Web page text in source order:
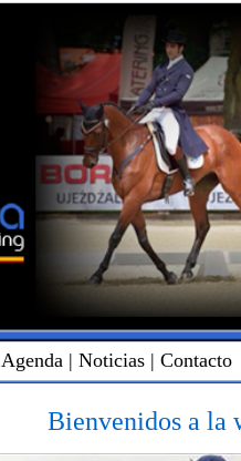
Agenda | Noticias | Contacto
Bienvenidos a la